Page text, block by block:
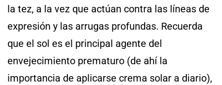
la tez, a la vez que actúan contra las líneas de
expresión y las arrugas profundas. Recuerda
que el sol es el principal agente del
envejecimiento prematuro (de ahí la
importancia de aplicarse crema solar a diario),